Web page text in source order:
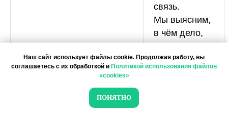
связь.
Мы выясним,
в чём дело,
и вернёмся
с решением.»
FAQ по сервису
Наш сайт использует файлы cookie. Продолжая работу, вы
соглашаетесь с их обработкой и Политикой использования файлов
«cookies»
ПОНЯТНО